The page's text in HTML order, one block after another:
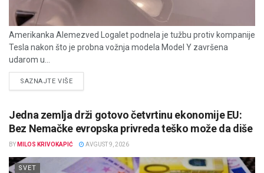
Amerikanka Alemezved Logalet podnela je tužbu protiv kompanije
Tesla nakon što je probna vožnja modela Model Y završena
udarom u...
SAZNAJTE VIŠEDETAILS
Jedna zemlja drži gotovo četvrtinu ekonomije EU:
Bez Nemačke evropska privreda teško može da diše
BY MILOS KRIVOKAPIĆ AVGUST 9, 2026
SVET